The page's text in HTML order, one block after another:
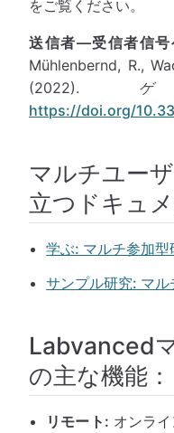
をご覧ください。
送信者—受信者信号
Mühlenbernd, R.,
(2022).
https://doi.org/
マルチユー
立つドキュ
学ぶ: マルチ参加型
サンプル研究: マ
Labvanced
の主な機能：
リモート: オンラ